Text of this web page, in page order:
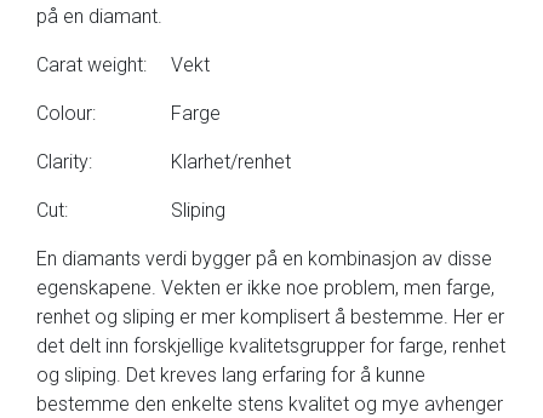
på en diamant.
Carat weight: Vekt
Colour: Farge
Clarity: Klarhet/renhet
Cut: Sliping
En diamants verdi bygger på en kombinasjon av disse
egenskapene. Vekten er ikke noe problem, men farge,
renhet og sliping er mer komplisert å bestemme. Her er
det delt inn forskjellige kvalitetsgrupper for farge, renhet
og sliping. Det kreves lang erfaring for å kunne
bestemme den enkelte stens kvalitet og mye avhenger